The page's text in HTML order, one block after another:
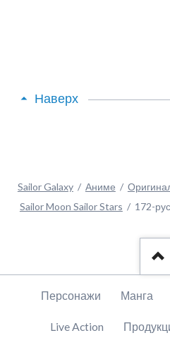
Наверх
Sailor Galaxy Аниме
Sailor Moon Sailor Stars
172-рус
Пропустить
Персонажи Манга
Live Action